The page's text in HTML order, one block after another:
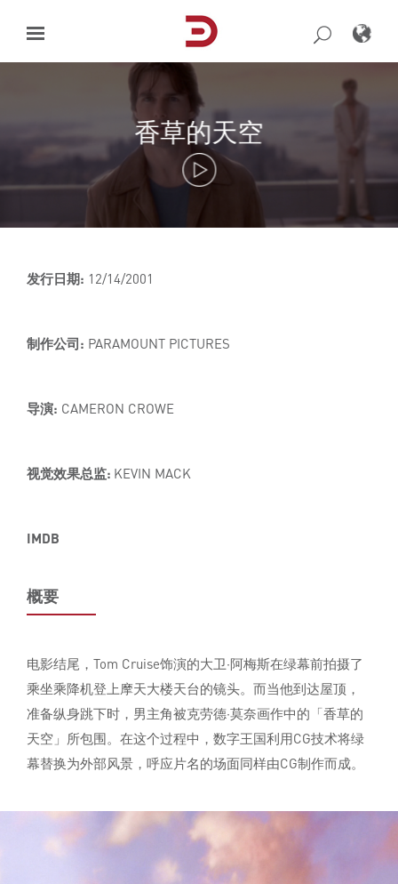
content
香草的天空
发行日期: 12/14/2001
制作公司: PARAMOUNT PICTURES
导演: CAMERON CROWE
视觉效果总监: KEVIN MACK
IMDB
概要
电影结尾，Tom Cruise饰演的大卫·阿梅斯在绿幕前拍摄了
乘坐乘降机登上摩天大楼天台的镜头。而当他到达屋顶，
准备纵身跳下时，男主角被克劳德·莫奈画作中的「香草的
天空」所包围。在这个过程中，数字王国利用CG技术将绿
幕替换为外部风景，呼应片名的场面同样由CG制作而成。